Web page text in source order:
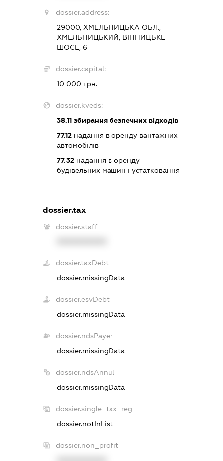
dossier.address:
29000, ХМЕЛЬНИЦЬКА ОБЛ.,
ХМЕЛЬНИЦЬКИЙ, ВІННИЦЬКЕ
ШОСЕ, 6
dossier.capital:
10 000 грн.
dossier.kveds:
38.11збирання безпечних відходів
77.12надання в оренду вантажних
автомобілів
77.32надання в оренду
будівельних машин і устатковання
dossier.tax
dossier.staff
dossier.taxDebt
dossier.missingData
dossier.esvDebt
dossier.missingData
dossier.ndsPayer
dossier.missingData
dossier.ndsAnnul
dossier.missingData
dossier.single_tax_reg
dossier.notInList
dossier.non_profit